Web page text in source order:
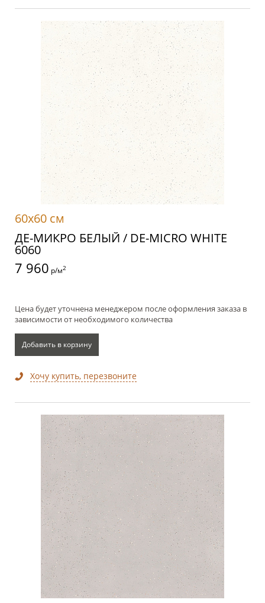
60x60 см
ДЕ-МИКРО БЕЛЫЙ / DE-MICRO WHITE
6060
7 960 р/м2
Цена будет уточнена менеджером после оформления заказа в
зависимости от необходимого количества
Добавить в корзину
Хочу купить, перезвоните